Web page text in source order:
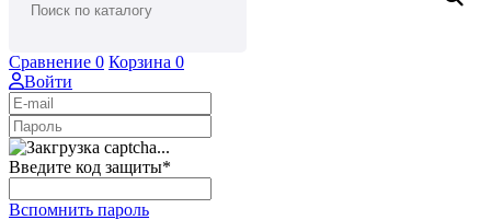
Сравнение 0 Корзина 0
Войти
Введите код защиты*
Вспомнить пароль